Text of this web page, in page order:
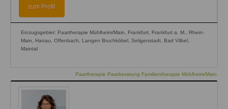
zum Profil
Einzugsgebiet: Paartherapie Mühlheim/Main, Frankfurt, Frankfurt a. M., Rhein-
Main, Hanau, Offenbach, Langen Bruchköbel, Seligenstadt, Bad Vilbel,
Maintal
Paartherapie Paarberatung Familientherapie Mühlheim/Main